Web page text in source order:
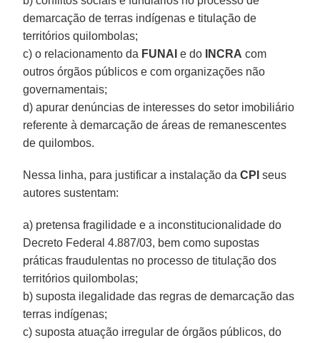
demarcação de terras indígenas e titulação de
territórios quilombolas;
c) o relacionamento da FUNAI e do INCRA com
outros órgãos públicos e com organizações não
governamentais;
d) apurar denúncias de interesses do setor imobiliário
referente à demarcação de áreas de remanescentes
de quilombos.
Nessa linha, para justificar a instalação daCPI seus
autores sustentam:
a) pretensa fragilidade e a inconstitucionalidade do
Decreto Federal 4.887/03, bem como supostas
práticas fraudulentas no processo de titulação dos
territórios quilombolas;
b) suposta ilegalidade das regras de demarcação das
terras indígenas;
c) suposta atuação irregular de órgãos públicos, do